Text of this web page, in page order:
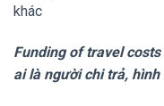
khác
Funding of travel
ai là người chi trả,